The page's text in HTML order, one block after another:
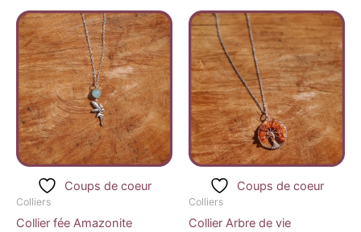
Coups de coeur
Colliers
Collier fée Amazonite
Coups de coeur
Colliers
Collier Arbre de vie
Plage
de
prix :
15,00 €
à
17,90 €
Ce
a
Les